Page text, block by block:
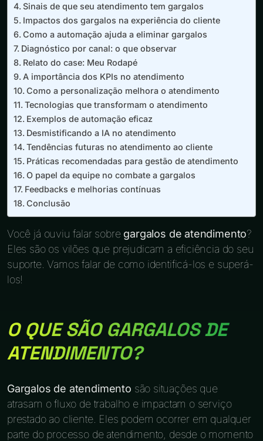
Sinais de que seu atendimento tem gargalos
Impactos dos gargalos na experiência do cliente
Como a automação ajuda a eliminar gargalos
Diagnóstico por canal: o que observar
Relato do case: Meu Rodapé
A importância dos KPIs no atendimento
Como a personalização melhora o atendimento
Tecnologias que transformam o atendimento
Exemplos de automação eficaz
Desmistificando a IA no atendimento
Tendências futuras no atendimento ao cliente
Práticas recomendadas para gestão de atendimento
O papel da equipe no combate a gargalos
Feedbacks e melhorias contínuas
Conclusão
Você já ouviu falar sobre gargalos de atendimento?
Eles são os vilões que prejudicam a eficiência do seu
suporte. Vamos falar de como identificá-los e superá-
los!
O QUE SÃO GARGALOS DE
ATENDIMENTO?
Gargalos de atendimento são situações que
atrasam o fluxo de trabalho e impactam o serviço
prestado ao cliente. Eles podem ocorrer em qualquer
parte do processo de atendimento, desde o momento